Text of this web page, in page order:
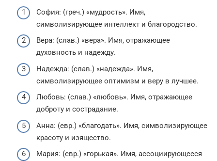
София: (греч.) «мудрость». Имя,
символизирующее интеллект и благородство.
Вера: (слав.) «вера». Имя, отражающее
духовность и надежду.
Надежда: (слав.) «надежда». Имя,
символизирующее оптимизм и веру в лучшее.
Любовь: (слав.) «любовь». Имя, отражающее
доброту и сострадание.
Анна: (евр.) «благодать». Имя, символизирующее
красоту и изящество.
Мария: (евр.) «горькая». Имя, ассоциирующееся